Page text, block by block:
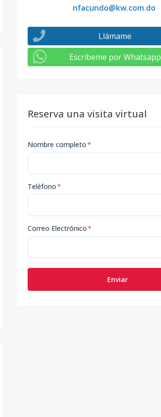
nfacundo@kw.com.do
Llámame
Escribeme por Whatsapp
Reserva una visita virtual
Nombre completo*
Teléfono*
Correo Electrónico*
Enviar